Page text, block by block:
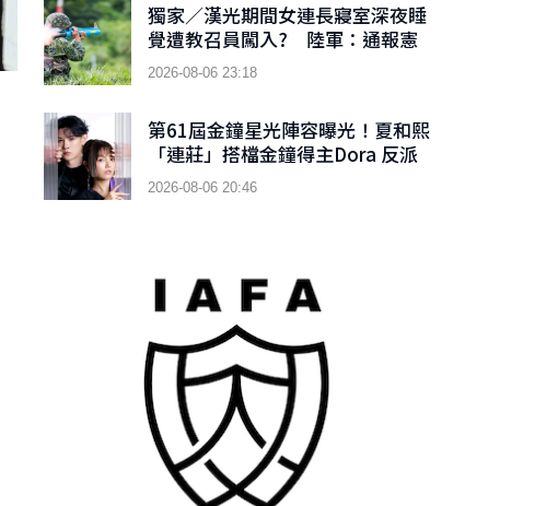
獨家／漢光期間女連長寢室深夜睡
覺遭教召員闖入? 陸軍：通報憲
兵隊偵辦
2026-08-06 23:18
第61屆金鐘星光陣容曝光！夏和熙
「連莊」搭檔金鐘得主Dora 反派
男神首接主持棒搭檔木木
2026-08-06 20:46